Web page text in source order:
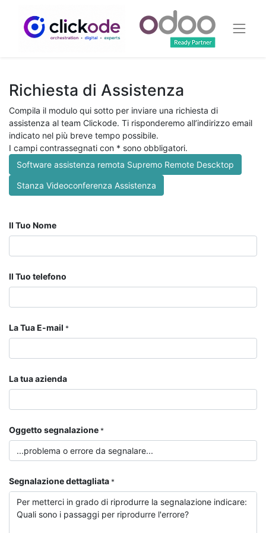
Richiesta di Assistenza
Compila il modulo qui sotto per inviare una richiesta di
assistenza al team Clickode. Ti risponderemo all’indirizzo email
indicato nel più breve tempo possibile.
I campi contrassegnati con * sono obbligatori.
Software assistenza remota Supremo Remote Descktop
Stanza Videoconferenza Assistenza
Il Tuo Nome
Il Tuo telefono
La Tua E-mail *
La tua azienda
Oggetto segnalazione *
Segnalazione dettagliata *